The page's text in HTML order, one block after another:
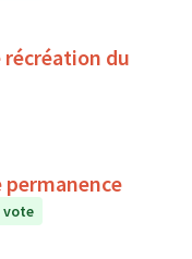
récréation du
permanence
vote